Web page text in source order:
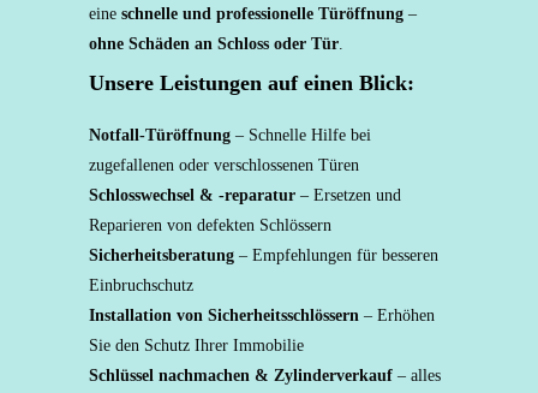
eine schnelle und professionelle Türöffnung –
ohne Schäden an Schloss oder Tür
Unsere Leistungen auf einen Blick:
Notfall-Türöffnung – Schnelle Hilfe bei
zugefallenen oder verschlossenen Türen
Schlosswechsel & -reparatur – Ersetzen und
Reparieren von defekten Schlössern
Sicherheitsberatung – Empfehlungen für besseren
Einbruchschutz
Installation von Sicherheitsschlössern – Erhöhen
Sie den Schutz Ihrer Immobilie
Schlüssel nachmachen & Zylinderverkauf – alles